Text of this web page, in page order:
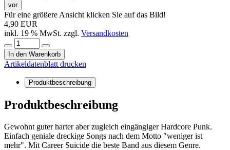
vor
Für eine größere Ansicht klicken Sie auf das Bild!
4,90 EUR
inkl. 19 % MwSt. zzgl. Versandkosten
In den Warenkorb
Artikeldatenblatt drucken
Produktbeschreibung
Produktbeschreibung
Gewohnt guter harter aber zugleich eingängiger Hardcore Punk.
Einfach geniale dreckige Songs nach dem Motto "weniger ist
mehr". Mit Career Suicide die beste Band aus diesem Genre.